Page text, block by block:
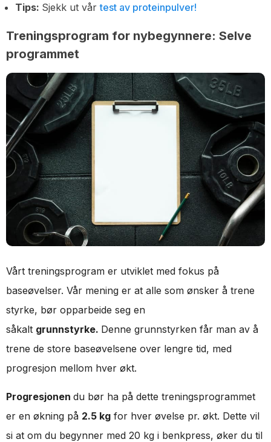
Tips: Sjekk ut vårtest av proteinpulver!
Treningsprogram for nybegynnere: Selve
programmet
Vårt treningsprogram er utviklet med fokus på
baseøvelser. Vår mening er at alle som ønsker å trene
styrke, bør opparbeide seg en
såkalt grunnstyrke. Denne grunnstyrken får man av å
trene de store baseøvelsene over lengre tid, med
progresjon mellom hver økt.
Progresjonen du bør ha på dette treningsprogrammet
er en økning på 2.5 kg for hver øvelse pr. økt. Dette vil
si at om du begynner med 20 kg i benkpress, øker du til